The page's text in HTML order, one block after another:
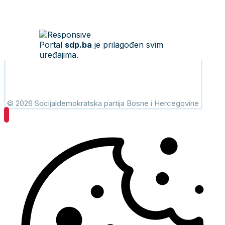
Portal sdp.ba je prilagođen svim
uređajima.
© 2026 Socijaldemokratska partija Bosne i Hercegovine